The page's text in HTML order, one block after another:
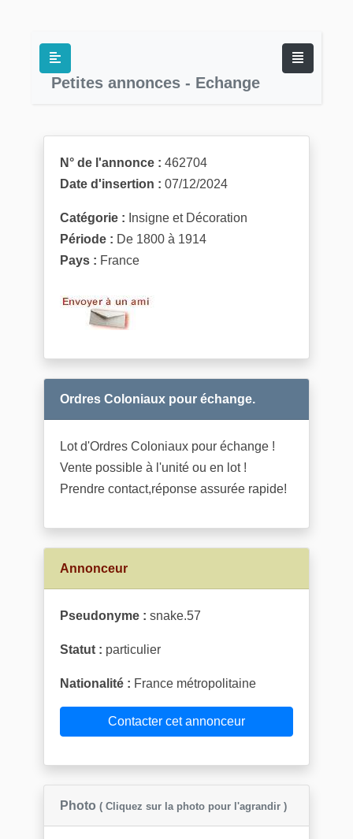
Petites annonces - Echange
N° de l'annonce : 462704
Date d'insertion : 07/12/2024
Catégorie : Insigne et Décoration
Période : De 1800 à 1914
Pays : France
Ordres Coloniaux pour échange.
Lot d'Ordres Coloniaux pour échange !
Vente possible à l'unité ou en lot !
Prendre contact,réponse assurée rapide!
Annonceur
Pseudonyme : snake.57
Statut : particulier
Nationalité : France métropolitaine
Contacter cet annonceur
Photo ( Cliquez sur la photo pour l'agrandir )